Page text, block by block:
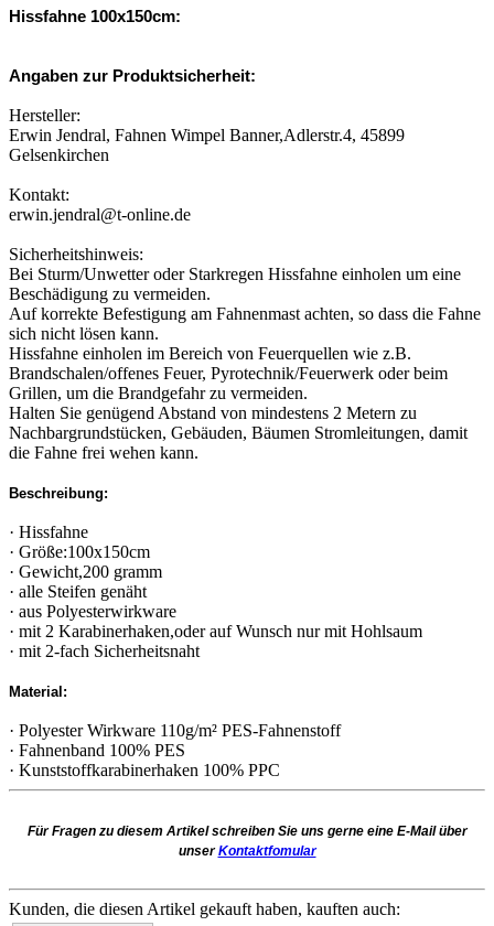
Hissfahne 100x150cm:
Angaben zur Produktsicherheit:
Hersteller:
Erwin Jendral, Fahnen Wimpel Banner,Adlerstr.4, 45899
Gelsenkirchen
Kontakt:
erwin.jendral@t-online.de
Sicherheitshinweis:
Bei Sturm/Unwetter oder Starkregen Hissfahne einholen um eine
Beschädigung zu vermeiden.
Auf korrekte Befestigung am Fahnenmast achten, so dass die Fahne
sich nicht lösen kann.
Hissfahne einholen im Bereich von Feuerquellen wie z.B.
Brandschalen/offenes Feuer, Pyrotechnik/Feuerwerk oder beim
Grillen, um die Brandgefahr zu vermeiden.
Halten Sie genügend Abstand von mindestens 2 Metern zu
Nachbargrundstücken, Gebäuden, Bäumen Stromleitungen, damit
die Fahne frei wehen kann.
Beschreibung:
· Hissfahne
· Größe:100x150cm
· Gewicht,200 gramm
· alle Steifen genäht
· aus Polyesterwirkware
· mit 2 Karabinerhaken,oder auf Wunsch nur mit Hohlsaum
· mit 2-fach Sicherheitsnaht
Material:
· Polyester Wirkware 110g/m² PES-Fahnenstoff
· Fahnenband 100% PES
· Kunststoffkarabinerhaken 100% PPC
Für Fragen zu diesem Artikel schreiben Sie uns gerne eine E-Mail über
unserKontaktfomular
Kunden, die diesen Artikel gekauft haben, kauften auch: